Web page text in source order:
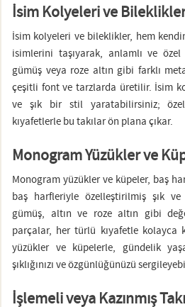
İsim Kolyeleri ve
İsim kolyeleri ve bileklikler, hem
isimlerini taşıyarak, anlamlı ve
gümüş veya roze altın gibi farklı
çeşitli font ve tarzlarda üretilir. İsim
ve şık bir stil yaratabilirsiniz;
kıyafetlerle bu takılar ön plana çıkar.
Monogram Yüzükler ve
Monogram yüzükler ve küpeler, baş
baş harfleriyle özelleştirilmiş şık ve
gümüş, altın ve roze altın gibi
parçalar, her türlü kıyafetle kolayca
yüzükler ve küpelerle, gündelik
şıklığınızı ve özgünlüğünüzü
İşlemeli veya Kazınmış